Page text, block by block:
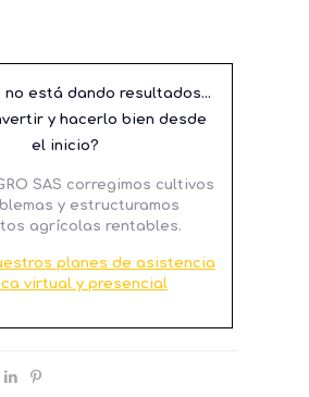
no está dando resultados…
y hacerlo bien desde
el inicio?
SAS corregimos cultivos
y estructuramos
agrícolas rentables.
planes de asistencia
virtual y presencial